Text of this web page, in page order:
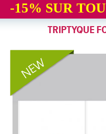
-15% SUR
TRIPTYQUE